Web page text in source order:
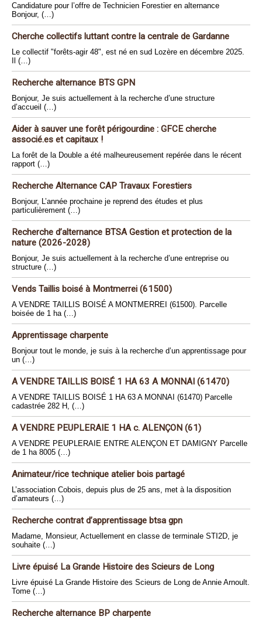
Candidature pour l’offre de Technicien Forestier en alternance
Bonjour, (…)
Cherche collectifs luttant contre la centrale de Gardanne
Le collectif "forêts-agir 48", est né en sud Lozère en décembre 2025.
Il (…)
Recherche alternance BTS GPN
Bonjour, Je suis actuellement à la recherche d’une structure
d’accueil (…)
Aider à sauver une forêt périgourdine : GFCE cherche
associé.es et capitaux !
La forêt de la Double a été malheureusement repérée dans le récent
rapport (…)
Recherche Alternance CAP Travaux Forestiers
Bonjour, L’année prochaine je reprend des études et plus
particulièrement (…)
Recherche d’alternance BTSA Gestion et protection de la
nature (2026-2028)
Bonjour, Je suis actuellement à la recherche d’une entreprise ou
structure (…)
Vends Taillis boisé à Montmerrei (61500)
A VENDRE TAILLIS BOISÉ A MONTMERREI (61500). Parcelle
boisée de 1 ha (…)
Apprentissage charpente
Bonjour tout le monde, je suis à la recherche d’un apprentissage pour
un (…)
A VENDRE TAILLIS BOISÉ 1 HA 63 A MONNAI (61470)
A VENDRE TAILLIS BOISÉ 1 HA 63 A MONNAI (61470) Parcelle
cadastrée 282 H, (…)
A VENDRE PEUPLERAIE 1 HA c. ALENÇON (61)
A VENDRE PEUPLERAIE ENTRE ALENÇON ET DAMIGNY Parcelle
de 1 ha 8005 (…)
Animateur/rice technique atelier bois partagé
L’association Cobois, depuis plus de 25 ans, met à la disposition
d’amateurs (…)
Recherche contrat d’apprentissage btsa gpn
Madame, Monsieur, Actuellement en classe de terminale STI2D, je
souhaite (…)
Livre épuisé La Grande Histoire des Scieurs de Long
Livre épuisé La Grande Histoire des Scieurs de Long de Annie Arnoult.
Tome (…)
Recherche alternance BP charpente